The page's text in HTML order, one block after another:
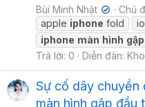
Bùi Minh Nhật ✔ Chủ
apple iphone fold
iphone màn hình gập
Trả lời: 0
Diễn đàn:
Sự cố dây chuyền
màn hình gập đầu